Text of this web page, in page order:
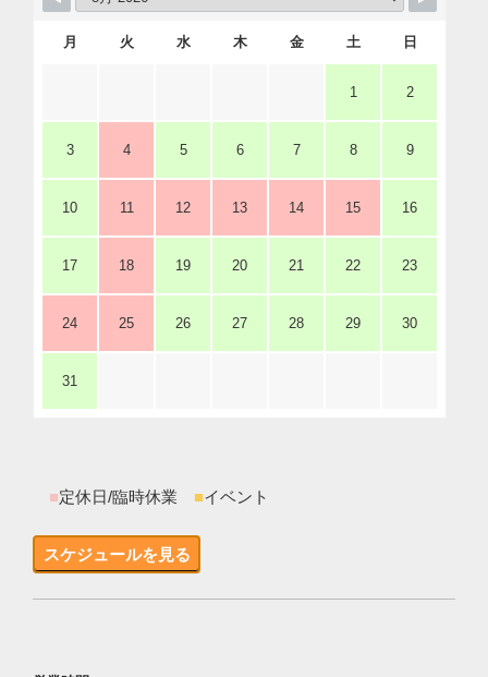
月 火 水 木 金 土 日
1 2
3 4 5 6 7 8 9
10 11 12 13 14 15 16
17 18 19 20 21 22 23
24 25 26 27 28 29 30
31
■定休日/臨時休業 ■イベント
スケジュールを見る